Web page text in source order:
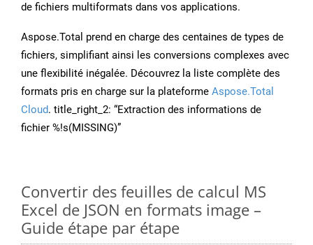
de fichiers multiformats dans vos applications.
Aspose.Total prend en charge des centaines de types de
fichiers, simplifiant ainsi les conversions complexes avec
une flexibilité inégalée. Découvrez la liste complète des
formats pris en charge sur la plateforme Aspose.Total
Cloud. title_right_2: “Extraction des informations de
fichier %!s(MISSING)”
Convertir des feuilles de calcul MS
Excel de JSON en formats image –
Guide étape par étape